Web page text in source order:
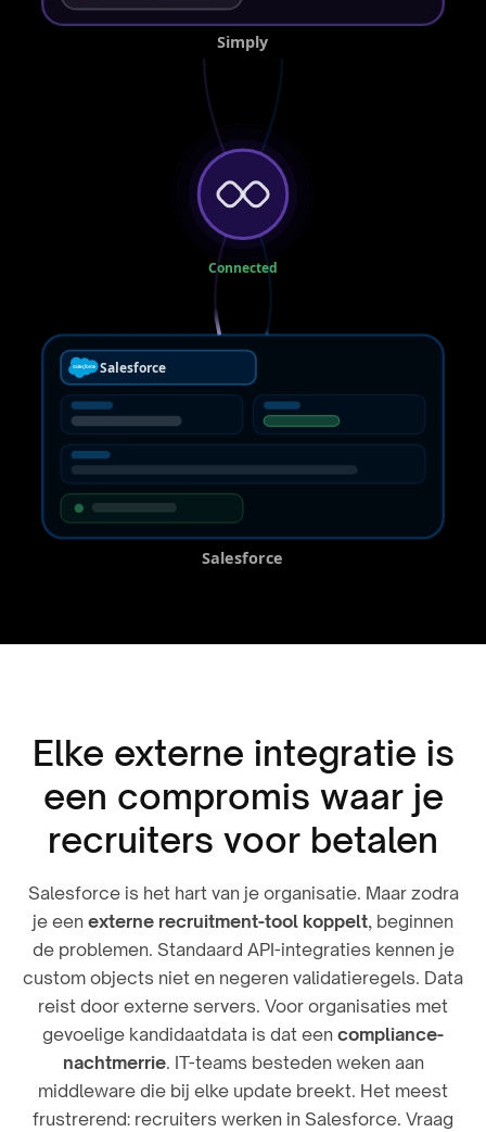
Simply
Connected
Salesforce
Salesforce
Elke externe integratie is
een compromis waar je
recruiters voor betalen
Salesforce is het hart van je organisatie. Maar zodra
je een externe recruitment-tool koppelt, beginnen
de problemen. Standaard API-integraties kennen je
custom objects niet en negeren validatieregels. Data
reist door externe servers. Voor organisaties met
gevoelige kandidaatdata is dat een compliance-
nachtmerrie. IT-teams besteden weken aan
middleware die bij elke update breekt. Het meest
frustrerend: recruiters werken in Salesforce. Vraag